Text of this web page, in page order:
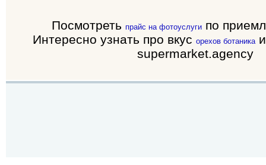
Посмотреть прайс на фотоуслуги по
Интересно узнать про вкусорехов ботаника
supermarket.agency